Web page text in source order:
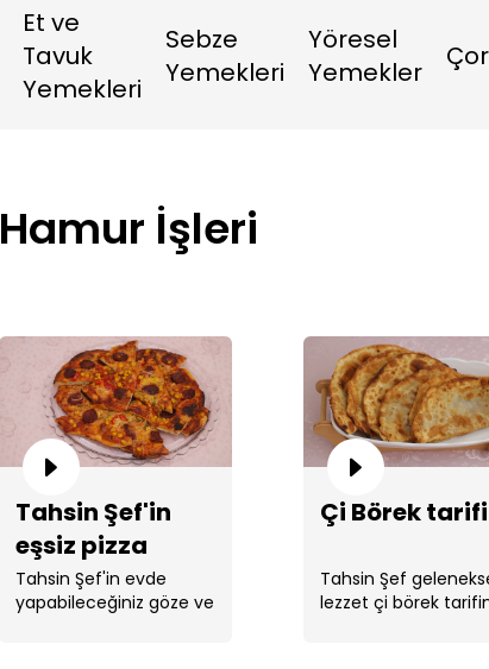
Et ve
Tavuk
Yemekleri
Sebze
Yemekleri
Yöresel
Yemekler
Hamur İşleri
Tahsin Şef'in
eşsiz pizza
tarifi!
Tahsin Şef'in evde
yapabileceğiniz göze ve
Çi Börek
Tahsin Şef
lezzet çi börek